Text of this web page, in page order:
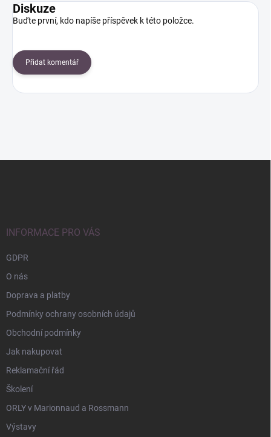
Diskuze
Buďte první, kdo napíše příspěvek k této položce.
Přidat komentář
INFORMACE PRO VÁS
GDPR
O nás
Doprava a platby
Podmínky ochrany osobních údajů
Obchodní podmínky
Jak nakupovat
Reklamační řád
Školení
ORLY v Marionnaud a Rossmann
Výstavy